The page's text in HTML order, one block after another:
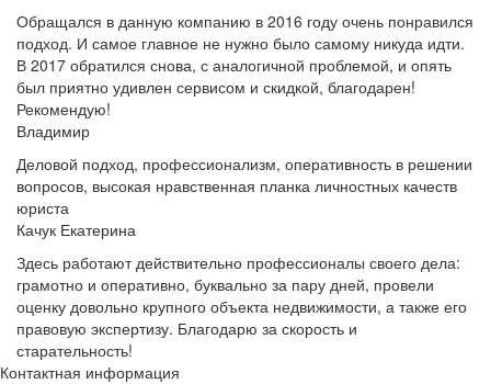
Обращался в данную компанию в 2016 году очень понравился
подход. И самое главное не нужно было самому никуда идти.
В 2017 обратился снова, с аналогичной проблемой, и опять
был приятно удивлен сервисом и скидкой, благодарен!
Рекомендую!
Владимир
Деловой подход, профессионализм, оперативность в решении
вопросов, высокая нравственная планка личностных качеств
юриста
Качук Екатерина
Здесь работают действительно профессионалы своего дела:
грамотно и оперативно, буквально за пару дней, провели
оценку довольно крупного объекта недвижимости, а также его
правовую экспертизу. Благодарю за скорость и
старательность!
Контактная информация